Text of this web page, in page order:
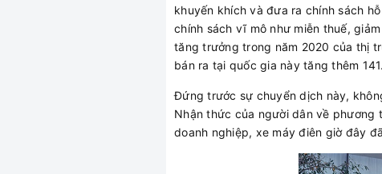
khuyến khích và đưa ra chính sách
chính sách vĩ mô như miễn thuế,
tăng trưởng trong năm 2020 của thị
bán ra tại quốc gia này tăng thêm
Đứng trước sự chuyển dịch này,
Nhận thức của người dân về
doanh nghiệp, xe máy điên giờ đây